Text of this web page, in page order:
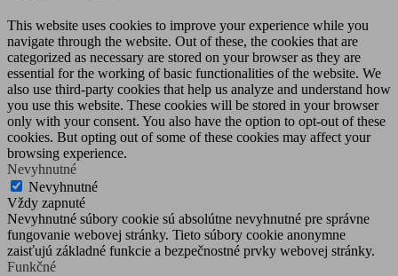
This website uses cookies to improve your experience while you
navigate through the website. Out of these, the cookies that are
categorized as necessary are stored on your browser as they are
essential for the working of basic functionalities of the website. We
also use third-party cookies that help us analyze and understand how
you use this website. These cookies will be stored in your browser
only with your consent. You also have the option to opt-out of these
cookies. But opting out of some of these cookies may affect your
browsing experience.
Nevyhnutné
Nevyhnutné
Vždy zapnuté
Nevyhnutné súbory cookie sú absolútne nevyhnutné pre správne
fungovanie webovej stránky. Tieto súbory cookie anonymne
zaisťujú základné funkcie a bezpečnostné prvky webovej stránky.
Funkčné